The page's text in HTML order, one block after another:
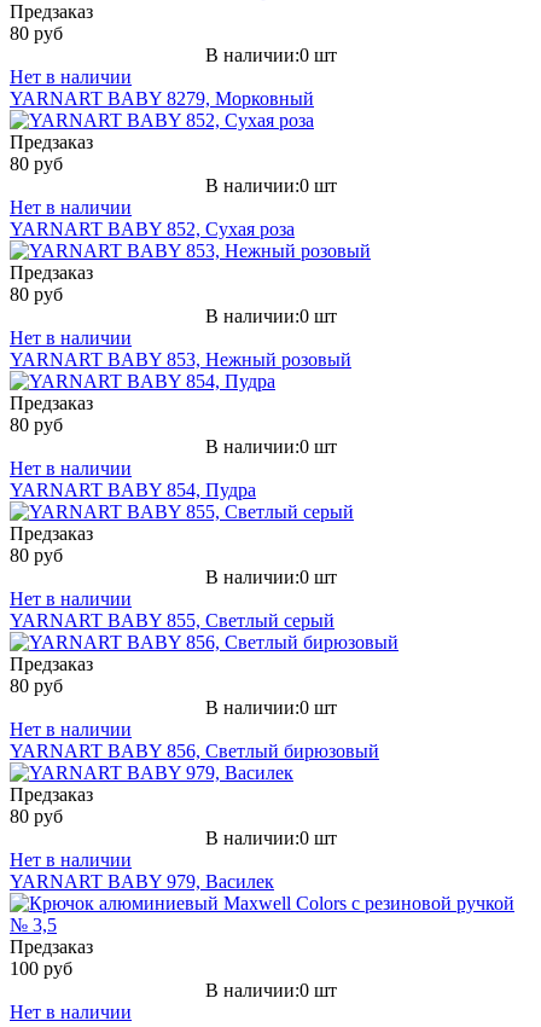
Предзаказ
80 руб
В наличии:0 шт
Нет в наличии
YARNART BABY 8279, Морковный
Предзаказ
80 руб
В наличии:0 шт
Нет в наличии
YARNART BABY 852, Сухая роза
Предзаказ
80 руб
В наличии:0 шт
Нет в наличии
YARNART BABY 853, Нежный розовый
Предзаказ
80 руб
В наличии:0 шт
Нет в наличии
YARNART BABY 854, Пудра
Предзаказ
80 руб
В наличии:0 шт
Нет в наличии
YARNART BABY 855, Светлый серый
Предзаказ
80 руб
В наличии:0 шт
Нет в наличии
YARNART BABY 856, Светлый бирюзовый
Предзаказ
80 руб
В наличии:0 шт
Нет в наличии
YARNART BABY 979, Василек
Предзаказ
100 руб
В наличии:0 шт
Нет в наличии